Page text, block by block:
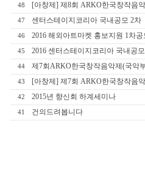
48 [아창제] 제8회 ARKO한국창작음
47 센터스테이지코리아 국내공모 2차
46 2016 해외아트마켓 홍보지원 1차공
45 2016 센터스테이지코리아 국내공모
44 제7회ARKO한국창작음악제(국악
43 [아창제] 제7회 ARKO한국창작음
42 2015년 향신회 하계세미나
41 건의드려봅니다